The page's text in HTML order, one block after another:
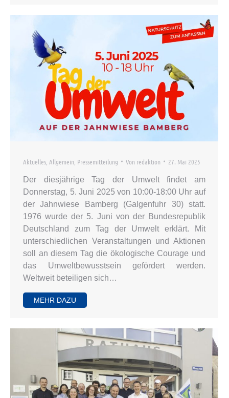
Aktuelles Allgemein Pressemitteilung Von redaktion 27. Mai 2025
Der diesjährige Tag der Umwelt findet am
Donnerstag, 5. Juni 2025 von 10:00-18:00 Uhr auf
der Jahnwiese Bamberg (Galgenfuhr 30) statt.
1976 wurde der 5. Juni von der Bundesrepublik
Deutschland zum Tag der Umwelt erklärt. Mit
unterschiedlichen Veranstaltungen und Aktionen
soll an diesem Tag die ökologische Courage und
das Umweltbewusstsein gefördert werden.
Weltweit beteiligen sich…
MEHR DAZU